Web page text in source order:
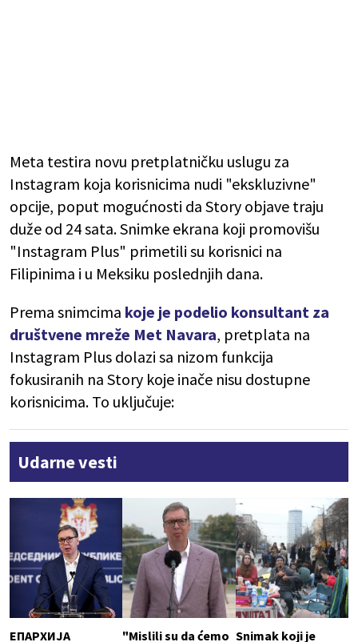
Meta testira novu pretplatničku uslugu za
Instagram koja korisnicima nudi "ekskluzivne"
opcije, poput mogućnosti da Story objave traju
duže od 24 sata. Snimke ekrana koji promovišu
"Instagram Plus" primetili su korisnici na
Filipinima i u Meksiku poslednjih dana.
Prema snimcima koje je podelio konsultant za
društvene mreže Met Navara, pretplata na
Instagram Plus dolazi sa nizom funkcija
fokusiranih na Story koje inače nisu dostupne
korisnicima. To uključuje:
Udarne vesti
ЕПАРХИЈА
"Mislili su da ćemo Snimak koji je